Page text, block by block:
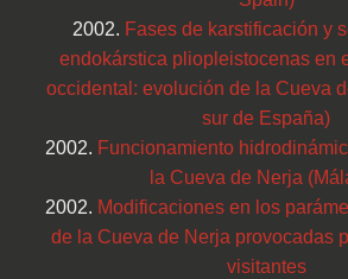
2002. Fases de karstificación y
endokárstica pliopleistocenas en
occidental: evolución de la Cueva
sur de España)
2002. Funcionamiento
la Cueva de Nerja
2002. Modificaciones en los
de la Cueva de Nerja provocadas
visitantes